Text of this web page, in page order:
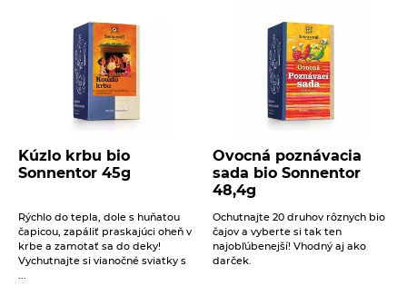
Kúzlo krbu bio
Sonnentor 45g
Rýchlo do tepla, dole s huňatou
čapicou, zapáliť praskajúci oheň v
krbe a zamotať sa do deky!
Vychutnajte si vianočné sviatky s
...
Ovocná poznávacia
sada bio Sonnentor
48,4g
Ochutnajte 20 druhov rôznych bio
čajov a vyberte si tak ten
najobľúbenejší! Vhodný aj ako
darček.